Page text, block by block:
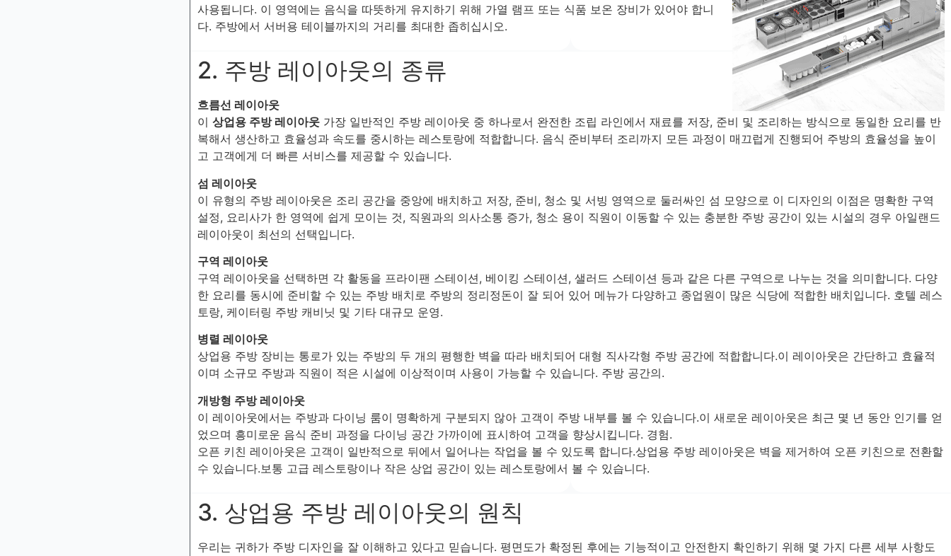
사용됩니다. 이 영역에는 음식을 따뜻하게 유지하기 위해 가열 램프 또는 식품 보온 장비가 있어야 합니
다. 주방에서 서버용 테이블까지의 거리를 최대한 좁히십시오.
2. 주방 레이아웃의 종류
흐름선 레이아웃
이 상업용 주방 레이아웃가장 일반적인 주방 레이아웃 중 하나로서 완전한 조립 라인에서 재료를 저장, 준비 및 조리하는 방식으로 동일한 요리를 반
복해서 생산하고 효율성과 속도를 중시하는 레스토랑에 적합합니다. 음식 준비부터 조리까지 모든 과정이 매끄럽게 진행되어 주방의 효율성을 높이
고 고객에게 더 빠른 서비스를 제공할 수 있습니다.
섬 레이아웃
이 유형의 주방 레이아웃은 조리 공간을 중앙에 배치하고 저장, 준비, 청소 및 서빙 영역으로 둘러싸인 섬 모양으로 이 디자인의 이점은 명확한 구역
설정, 요리사가 한 영역에 쉽게 모이는 것, 직원과의 의사소통 증가, 청소 용이 직원이 이동할 수 있는 충분한 주방 공간이 있는 시설의 경우 아일랜드
레이아웃이 최선의 선택입니다.
구역 레이아웃
구역 레이아웃을 선택하면 각 활동을 프라이팬 스테이션, 베이킹 스테이션, 샐러드 스테이션 등과 같은 다른 구역으로 나누는 것을 의미합니다. 다양
한 요리를 동시에 준비할 수 있는 주방 배치로 주방의 정리정돈이 잘 되어 있어 메뉴가 다양하고 종업원이 많은 식당에 적합한 배치입니다. 호텔 레스
토랑, 케이터링 주방 캐비닛 및 기타 대규모 운영.
병렬 레이아웃
상업용 주방 장비는 통로가 있는 주방의 두 개의 평행한 벽을 따라 배치되어 대형 직사각형 주방 공간에 적합합니다.이 레이아웃은 간단하고 효율적
이며 소규모 주방과 직원이 적은 시설에 이상적이며 사용이 가능할 수 있습니다. 주방 공간의.
개방형 주방 레이아웃
이 레이아웃에서는 주방과 다이닝 룸이 명확하게 구분되지 않아 고객이 주방 내부를 볼 수 있습니다.이 새로운 레이아웃은 최근 몇 년 동안 인기를 얻
었으며 흥미로운 음식 준비 과정을 다이닝 공간 가까이에 표시하여 고객을 향상시킵니다. 경험.
오픈 키친 레이아웃은 고객이 일반적으로 뒤에서 일어나는 작업을 볼 수 있도록 합니다.상업용 주방 레이아웃은 벽을 제거하여 오픈 키친으로 전환할
수 있습니다.보통 고급 레스토랑이나 작은 상업 공간이 있는 레스토랑에서 볼 수 있습니다.
3. 상업용 주방 레이아웃의 원칙
우리는 귀하가 주방 디자인을 잘 이해하고 있다고 믿습니다. 평면도가 확정된 후에는 기능적이고 안전한지 확인하기 위해 몇 가지 다른 세부 사항도